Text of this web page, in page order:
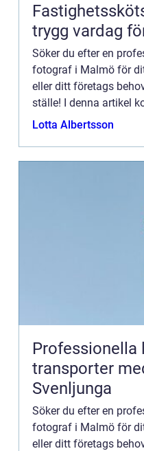
trygg vardag
Söker du efter en
fotograf i Malmö för
eller ditt företags
ställe! I denna artikel
vad en bra fotograf i
Lotta Albertsson
Professionella
transporter
Svenljunga
Söker du efter en
fotograf i Malmö för
eller ditt företags